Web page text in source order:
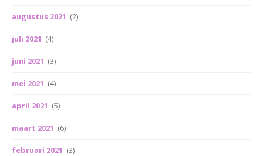
augustus 2021 (2)
juli 2021 (4)
juni 2021 (3)
mei 2021 (4)
april 2021 (5)
maart 2021 (6)
februari 2021 (3)